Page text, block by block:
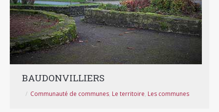
BAUDONVILLIERS
Communauté de communes, Le territoire, Les communes